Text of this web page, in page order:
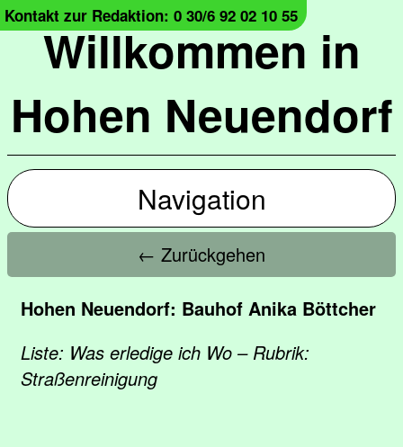
Willkommen in
Hohen Neuendorf
Kontakt zur Redaktion: 0 30/6 92 02 10 55
Navigation
← Zurückgehen
Hohen Neuendorf: Bauhof Anika Böttcher
Liste: Was erledige ich Wo – Rubrik:
Straßenreinigung